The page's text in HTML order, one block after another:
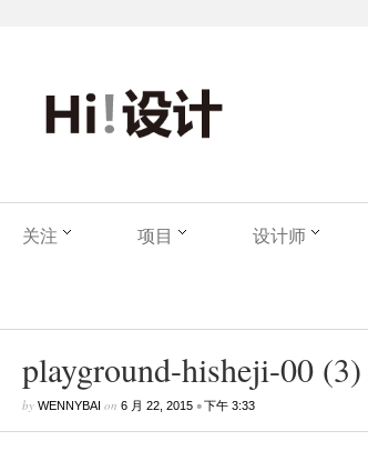
关注 项目 设计师
playground-hisheji-00 (3)
by WENNYBAI on 6 月 22, 2015•下午 3:33